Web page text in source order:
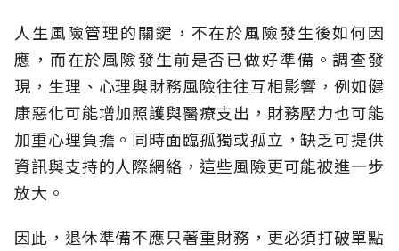
人生風險管理的關鍵，不在於風險發生後如何因
應，而在於風險發生前是否已做好準備。調查發
現，生理、心理與財務風險往往互相影響，例如健
康惡化可能增加照護與醫療支出，財務壓力也可能
加重心理負擔。同時面臨孤獨或孤立，缺乏可提供
資訊與支持的人際網絡，這些風險更可能被進一步
放大。
因此，退休準備不應只著重財務，更必須打破單點